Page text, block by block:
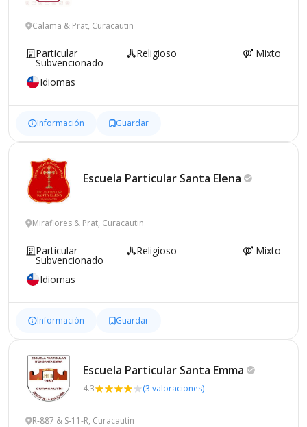
Calama & Prat, Curacautin
Particular
Subvencionado
Religioso Mixto
Idiomas
Información Guardar
Escuela Particular Santa Elena
Miraflores & Prat, Curacautin
Particular
Subvencionado
Religioso Mixto
Idiomas
Información Guardar
Escuela Particular Santa Emma
4.3 (3 valoraciones)
R-887 & S-11-R, Curacautin